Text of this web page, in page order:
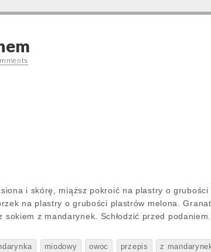
i skórę, miąższ pokroić na plastry o
na plastry o grubości plastrów melona.
z mandarynek. Schłodzić przed
miodowy owoc przepis z